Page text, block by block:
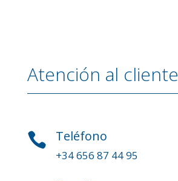
Atención al cliente
 Teléfono
+34 656 87 44 95